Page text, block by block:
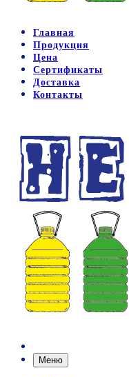
Главная
Продукция
Цена
Сертификаты
Доставка
Контакты
Меню